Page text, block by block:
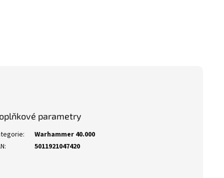
parametry
:
Warhammer 40.000
: 5011921047420